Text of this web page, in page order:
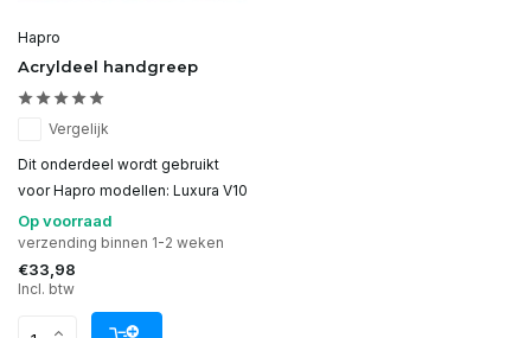
Hapro
Acryldeel handgreep
Vergelijk
Dit onderdeel wordt gebruikt
voor Hapro modellen: Luxura V10
Op voorraad
verzending binnen 1-2 weken
€33,98
Incl. btw